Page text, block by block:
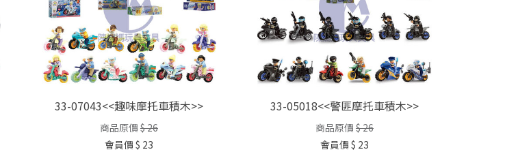
33-07043<<趣味摩托車積木>>
商品原價 $ 26
會員價 $ 23
33-05018<<警匪摩托車積木>>
商品原價 $ 26
會員價 $ 23